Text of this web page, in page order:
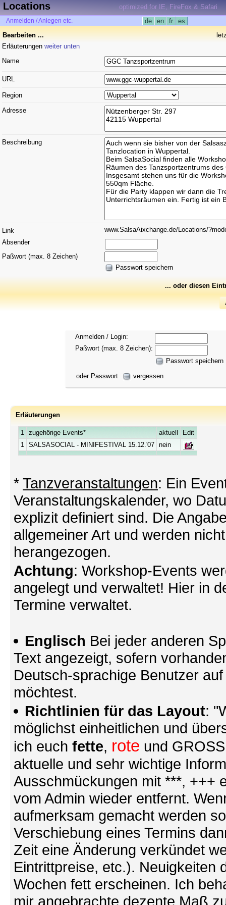
Locations optimized for IE, FireFox & Safari
Anmelden / Anlegen etc. de en fr
es
Bearbeiten ...
Erläuterungen weiter unten
Name
URL
Region
Adresse
Beschreibung
Link
www.SalsaAixchange.de/Locations/
Absender
Paßwort (max. 8 Zeichen)
Passwort speichern
... oder diesen
Anmelden / Login:
Paßwort (max. 8 Zeichen):
Passwort speichern
oder Passwort
vergessen
Erläuterungen
1 zugehörige Events* aktuell
Edit
1 SALSASOCIAL - MINIFESTIVAL 15.12.'07 nein
* Tanzveranstaltungen: Ein
Veranstaltungskalender, wo
explizit definiert sind. Die
allgemeiner Art und werden
herangezogen.
Achtung: Workshop-Events
angelegt und verwaltet! Hier in
Termine verwaltet.
Englisch Bei jeder anderen
Text angezeigt, sofern
Deutsch-sprachige Benutzer
möchtest.
Richtlinien für das Layout:
möglichst einheitlichen und
ich euch fette, rote und
aktuelle und sehr wichtige
Ausschmückungen mit ***, +++
vom Admin wieder entfernt.
aufmerksam gemacht werden
Verschiebung eines Termins
Zeit eine Änderung verkündet
Eintrittpreise, etc.). Neuigkeiten
Wochen fett erscheinen. Ich
mir angebrachte dezente Maß